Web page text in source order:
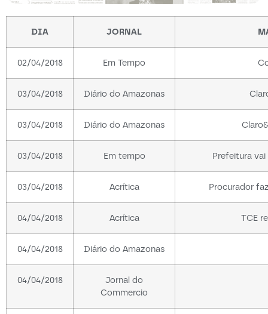
DIA JORNAL
02/04/2018 Em Tempo
03/04/2018 Diário do Amazonas
03/04/2018 Diário do Amazonas
03/04/2018 Em tempo Prefeitura vai
03/04/2018 Acrítica Procurador
04/04/2018 Acrítica TCE
04/04/2018 Diário do Amazonas
04/04/2018
Jornal do
Commercio